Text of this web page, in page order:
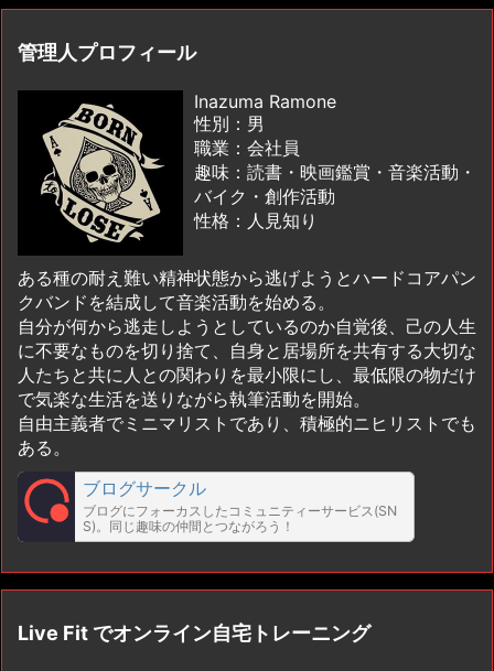
管理人プロフィール
Inazuma Ramone
性別：男
職業：会社員
趣味：読書・映画鑑賞・音楽活動・
バイク・創作活動
性格：人見知り
ある種の耐え難い精神状態から逃げようとハードコアパン
クバンドを結成して音楽活動を始める。
自分が何から逃走しようとしているのか自覚後、己の人生
に不要なものを切り捨て、自身と居場所を共有する大切な
人たちと共に人との関わりを最小限にし、最低限の物だけ
で気楽な生活を送りながら執筆活動を開始。
自由主義者でミニマリストであり、積極的ニヒリストでも
ある。
ブログサークル
ブログにフォーカスしたコミュニティーサービス(SN
S)。同じ趣味の仲間とつながろう！
Live Fit でオンライン自宅トレーニング